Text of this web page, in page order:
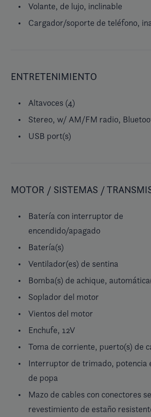
Volante, de lujo, inclinable
Cargador/soporte de teléfono,
ENTRETENIMIENTO
Altavoces (4)
Stereo, w/ AM/FM radio,
USB port(s)
MOTOR / SISTEMAS /
Batería con interruptor de
encendido/apagado
Batería(s)
Ventilador(es) de sentina
Bomba(s) de achique,
Soplador del motor
Vientos del motor
Enchufe, 12V
Toma de corriente, puerto(s) de
Interruptor de trimado, potencia
de popa
Mazo de cables con conectores
revestimiento de estaño